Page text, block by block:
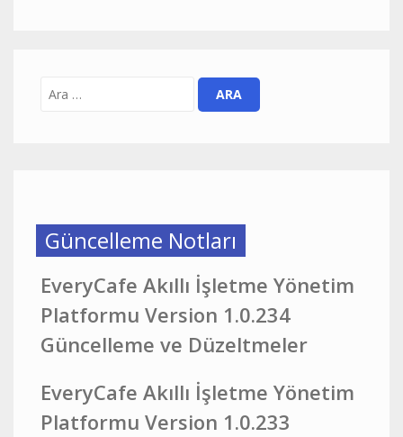
Güncelleme Notları
EveryCafe Akıllı İşletme Yönetim
Platformu Version 1.0.234
Güncelleme ve Düzeltmeler
EveryCafe Akıllı İşletme Yönetim
Platformu Version 1.0.233